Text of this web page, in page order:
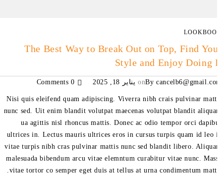
The Best Way to Break Out on Top, Find
Style and Enjoy Doing
By
on يناير 18, 2025 0 Comments
Nisi quis eleifend quam adipiscing. Viverra nibh crais pulvinar
nunc sed. Uit enim blandit volutpat maecenas volutpat blandit
ua agittis nisl rhoncus mattis. Donec ac odio tempor orci
ultrices in. Lectus mauris ultrices eros in cursus turpis quam id leo
vitae turpis nibh cras pulvinar mattis nunc sed blandit libero.
malesuada bibendum arcu vitae elemntum curabitur vitae nunc.
vitae tortor co semper eget duis at tellus at urna condimentum